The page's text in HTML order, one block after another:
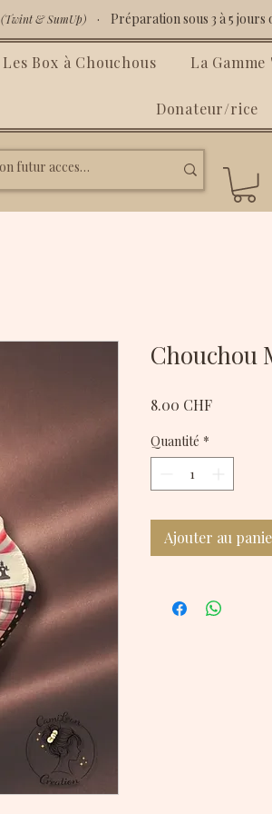
(Twint & SumUp) · Préparation sous 3 à 5 jours
Les Box à Chouchous La Gamme
Donateur/rice
Chouchou
8.00 CHFPrix
Quantité *
Ajouter au